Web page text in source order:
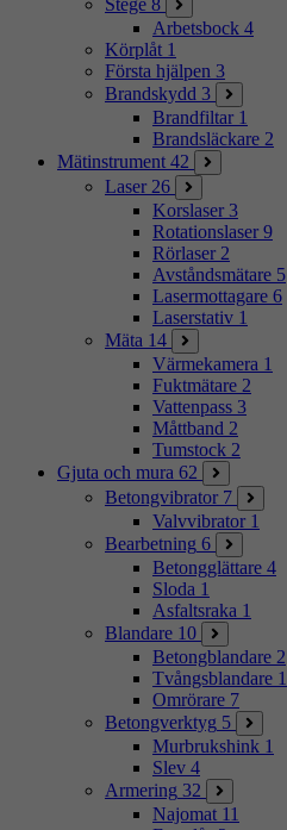
Stege 8
Arbetsbock 4
Körplåt 1
Första hjälpen 3
Brandskydd 3
Brandfiltar 1
Brandsläckare 2
Mätinstrument 42
Laser 26
Korslaser 3
Rotationslaser 9
Rörlaser 2
Avståndsmätare 5
Lasermottagare 6
Laserstativ 1
Mäta 14
Värmekamera 1
Fuktmätare 2
Vattenpass 3
Måttband 2
Tumstock 2
Gjuta och mura 62
Betongvibrator 7
Valvvibrator 1
Bearbetning 6
Betongglättare 4
Sloda 1
Asfaltsraka 1
Blandare 10
Betongblandare 2
Tvångsblandare 1
Omrörare 7
Betongverktyg 5
Murbrukshink 1
Slev 4
Armering 32
Najomat 11